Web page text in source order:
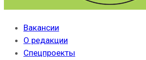
Вакансии
О редакции
Спецпроекты